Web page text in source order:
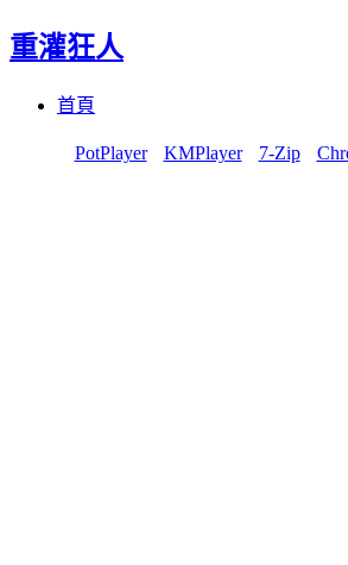
重灌狂人
首頁
PotPlayer KMPlayer 7-Zip